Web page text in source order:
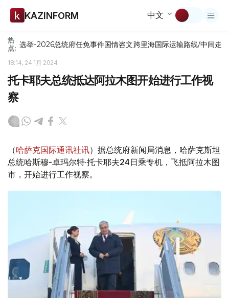
KAZINFORM 中文
热
点: 选举-2026总统府任免事件国情咨文跨里海国际运输路线/中间走廊
18:14, 24 1月 2024
托卡耶夫总统抵达阿拉木图开始进行工作视
察
（哈萨克国际通讯社讯）据总统府新闻局消息，哈萨克斯坦
总统哈斯穆-卓玛尔特·托卡耶夫24日乘专机，飞抵阿拉木图
市，开始进行工作视察。